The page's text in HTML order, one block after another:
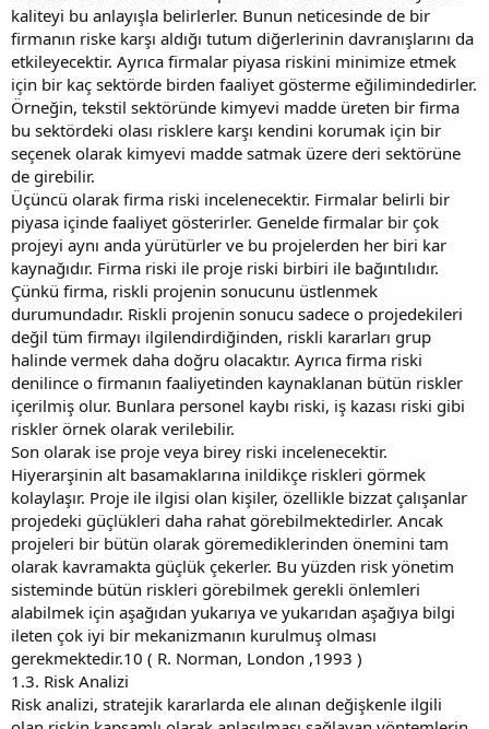
kaliteyi bu anlayışla belirlerler. Bunun neticesinde de bir
firmanın riske karşı aldığı tutum diğerlerinin davranışlarını da
etkileyecektir. Ayrıca firmalar piyasa riskini minimize etmek
için bir kaç sektörde birden faaliyet gösterme eğilimindedirler.
Örneğin, tekstil sektöründe kimyevi madde üreten bir firma
bu sektördeki olası risklere karşı kendini korumak için bir
seçenek olarak kimyevi madde satmak üzere deri sektörüne
de girebilir.
Üçüncü olarak firma riski incelenecektir. Firmalar belirli bir
piyasa içinde faaliyet gösterirler. Genelde firmalar bir çok
projeyi aynı anda yürütürler ve bu projelerden her biri kar
kaynağıdır. Firma riski ile proje riski birbiri ile bağıntılıdır.
Çünkü firma, riskli projenin sonucunu üstlenmek
durumundadır. Riskli projenin sonucu sadece o projedekileri
değil tüm firmayı ilgilendirdiğinden, riskli kararları grup
halinde vermek daha doğru olacaktır. Ayrıca firma riski
denilince o firmanın faaliyetinden kaynaklanan bütün riskler
içerilmiş olur. Bunlara personel kaybı riski, iş kazası riski gibi
riskler örnek olarak verilebilir.
Son olarak ise proje veya birey riski incelenecektir.
Hiyerarşinin alt basamaklarına inildikçe riskleri görmek
kolaylaşır. Proje ile ilgisi olan kişiler, özellikle bizzat çalışanlar
projedeki güçlükleri daha rahat görebilmektedirler. Ancak
projeleri bir bütün olarak göremediklerinden önemini tam
olarak kavramakta güçlük çekerler. Bu yüzden risk yönetim
sisteminde bütün riskleri görebilmek gerekli önlemleri
alabilmek için aşağıdan yukarıya ve yukarıdan aşağıya bilgi
ileten çok iyi bir mekanizmanın kurulmuş olması
gerekmektedir.10 ( R. Norman, London ,1993 )
1.3. Risk Analizi
Risk analizi, stratejik kararlarda ele alınan değişkenle ilgili